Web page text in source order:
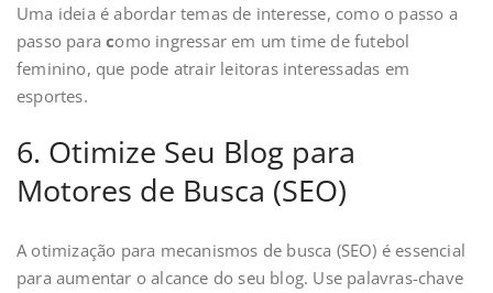
Uma ideia é abordar temas de interesse, como o passo a
passo paracomo ingressar em um time de futebol
feminino, que pode atrair leitoras interessadas em
esportes.
6. Otimize Seu Blog para
Motores de Busca (SEO)
A otimização para mecanismos de busca (SEO) é essencial
para aumentar o alcance do seu blog. Use palavras-chave